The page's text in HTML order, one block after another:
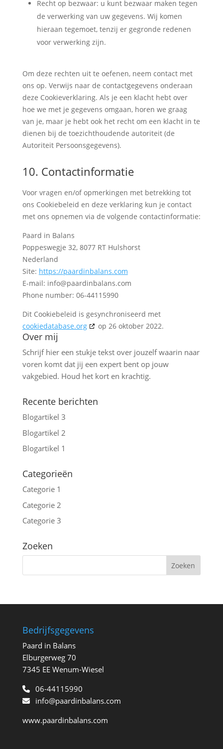
Recht op bezwaar: u kunt bezwaar maken tegen
de verwerking van uw gegevens. Wij komen
hieraan tegemoet, tenzij er gegronde redenen
voor verwerking zijn.
Om deze rechten uit te oefenen, neem contact met
ons op. Verwijs naar de contactgegevens onderaan
deze Cookieverklaring. Als je een klacht hebt over
hoe we met je gegevens omgaan, horen we graag
van je, maar je hebt ook het recht om een klacht in te
dienen bij de toezichthoudende autoriteit (de
Autoriteit Persoonsgegevens).
10. Contactinformatie
Voor vragen en/of opmerkingen met betrekking tot
ons Cookiebeleid en deze verklaring kun je contact
met ons opnemen via de volgende contactinformatie:
Paard in Balans
Poppeswegje 32, 8077 RT Hulshorst
Nederland
Site: https://paardinbalans.com
E-mail: info@paardinbalans.com
Phone number: 06-44115990
Dit Cookiebeleid is gesynchroniseerd met
cookiedatabase.org
op 26 oktober 2022.
Over mij
Schrijf hier een stukje tekst over jouzelf waarin naar
voren komt dat jij een expert bent op jouw
vakgebied. Houd het kort en krachtig.
Recente berichten
Blogartikel 3
Blogartikel 2
Blogartikel 1
Categorieën
Categorie 1
Categorie 2
Categorie 3
Zoeken
Bedrijfsgegevens
Paard in Balans
Elburgerweg 70
7345 EE Wenum-Wiesel
06-44115990
info@paardinbalans.com
www.paardinbalans.com